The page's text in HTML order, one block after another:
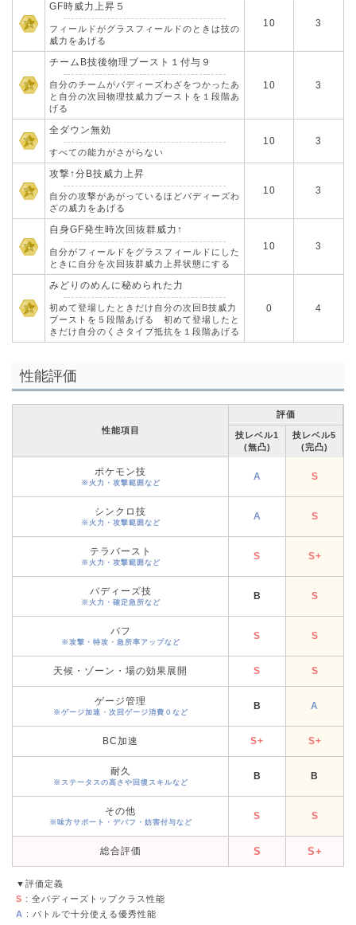
GF時威力上昇５
フィールドがグラスフィールドのときは技の
威力をあげる
10 3
チームB技後物理ブースト１付与９
自分のチームがバディーズわざをつかったあ
と自分の次回物理技威力ブーストを１段階あ
げる
10 3
全ダウン無効
すべての能力がさがらない
10 3
攻撃↑分B技威力上昇
自分の攻撃があがっているほどバディーズわ
ざの威力をあげる
10 3
自身GF発生時次回抜群威力↑
自分がフィールドをグラスフィールドにした
ときに自分を次回抜群威力上昇状態にする
10 3
みどりのめんに秘められた力
初めて登場したときだけ自分の次回B技威力
ブーストを５段階あげる 初めて登場したと
きだけ自分のくさタイプ抵抗を１段階あげる
0 4
性能評価
性能項目
評価
技レベル1
(無凸)
技レベル5
(完凸)
ポケモン技
※火力・攻撃範囲など
A S
シンクロ技
※火力・攻撃範囲など
A S
テラバースト
※火力・攻撃範囲など
S S+
バディーズ技
※火力・確定急所など
B S
バフ
※攻撃・特攻・急所率アップなど
S S
天候・ゾーン・場の効果展開 S S
ゲージ管理
※ゲージ加速・次回ゲージ消費０など
B A
BC加速 S+ S+
耐久
※ステータスの高さや回復スキルなど
B B
その他
※味方サポート・デバフ・妨害付与など
S S
総合評価 S S+
▼評価定義
S : 全バディーズトップクラス性能
A : バトルで十分使える優秀性能